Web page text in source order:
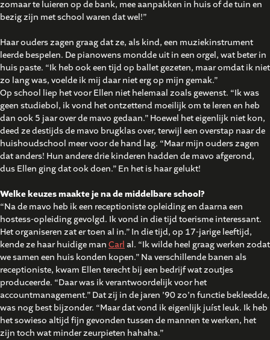
zomaar te luieren op de bank, mee aanpakken in huis of de tuin en
bezig zijn met school waren dat wel!”
Haar ouders zagen graag dat ze, als kind, een muziekinstrument
leerde bespelen. De pianowens mondde uit in een orgel, wat beter in
huis paste. “Ik heb ook een tijd op ballet gezeten, maar omdat ik niet
zo lang was, voelde ik mij daar niet erg op mijn gemak.”
Op school liep het voor Ellen niet helemaal zoals gewenst. “Ik was
geen studiebol, ik vond het ontzettend moeilijk om te leren en heb
dan ook 5 jaar over de mavo gedaan.” Hoewel het eigenlijk niet kon,
deed ze destijds de mavo brugklas over, terwijl een overstap naar de
huishoudschool meer voor de hand lag. “Maar mijn ouders zagen
dat anders! Hun andere drie kinderen hadden de mavo afgerond,
dus Ellen ging dat ook doen.” En het is haar gelukt!
Welke keuzes maakte je na de middelbare school?
“Na de mavo heb ik een receptioniste opleiding en daarna een
hostess-opleiding gevolgd. Ik vond in die tijd toerisme interessant.
Het organiseren zat er toen al in.” In die tijd, op 17-jarige leeftijd,
kende ze haar huidige man Carl al. “Ik wilde heel graag werken zodat
we samen een huis konden kopen.” Na verschillende banen als
receptioniste, kwam Ellen terecht bij een bedrijf wat zoutjes
produceerde. “Daar was ik verantwoordelijk voor het
accountmanagement.” Dat zij in de jaren ’90 zo’n functie bekleedde,
was nog best bijzonder. “Maar dat vond ik eigenlijk juíst leuk. Ik heb
het sowieso altijd fijn gevonden tussen de mannen te werken, het
zijn toch wat minder zeurpieten hahaha.”